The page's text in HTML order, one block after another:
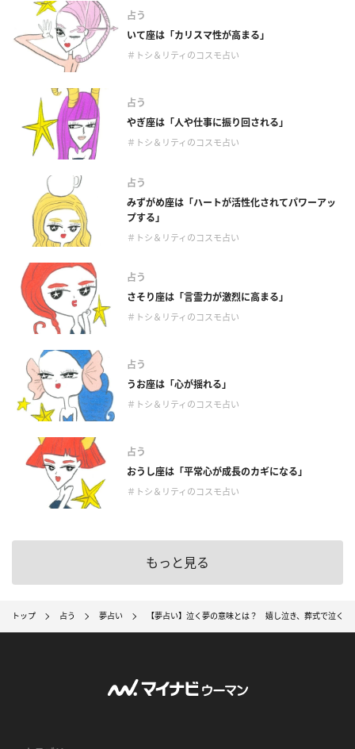
占う
いて座は「カリスマ性が高まる」
＃トシ＆リティのコスモ占い
占う
やぎ座は「人や仕事に振り回される」
＃トシ＆リティのコスモ占い
占う
みずがめ座は「ハートが活性化されてパワーアッ
プする」
＃トシ＆リティのコスモ占い
占う
さそり座は「言霊力が激烈に高まる」
＃トシ＆リティのコスモ占い
占う
うお座は「心が揺れる」
＃トシ＆リティのコスモ占い
占う
おうし座は「平常心が成長のカギになる」
＃トシ＆リティのコスモ占い
もっと見る
トップ 占う 夢占い 【夢占い】泣く夢の意味とは？ 嬉し泣き、葬式で泣く